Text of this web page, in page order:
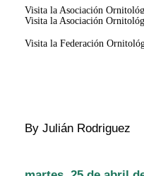
Visita la Asociación
Visita la Asociación
Visita la Federación
By Julián Rodriguez